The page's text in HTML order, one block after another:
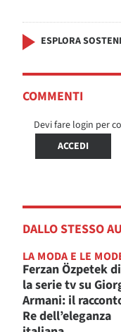
ESPLORA
COMMENTI
Devi fare login per
ACCEDI
DALLO STESSO
LA MODA E LE
Ferzan Özpetek
la serie tv su
Armani: il
Re dell’eleganza